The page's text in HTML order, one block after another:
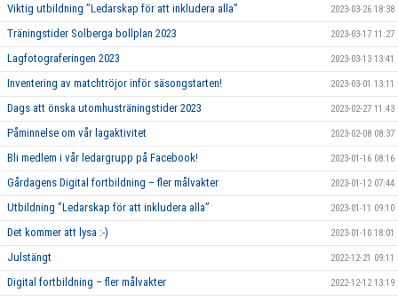
Viktig utbildning ”Ledarskap för att inkludera alla” 2023-03-26 18:38
Träningstider Solberga bollplan 2023 2023-03-17 11:27
Lagfotograferingen 2023 2023-03-13 13:41
Inventering av matchtröjor inför säsongstarten! 2023-03-01 13:11
Dags att önska utomhusträningstider 2023 2023-02-27 11:43
Påminnelse om vår lagaktivitet 2023-02-08 08:37
Bli medlem i vår ledargrupp på Facebook! 2023-01-16 08:16
Gårdagens Digital fortbildning – fler målvakter 2023-01-12 07:44
Utbildning ”Ledarskap för att inkludera alla” 2023-01-11 09:10
Det kommer att lysa :-) 2023-01-10 18:01
Julstängt 2022-12-21 09:11
Digital fortbildning – fler målvakter 2022-12-12 13:19